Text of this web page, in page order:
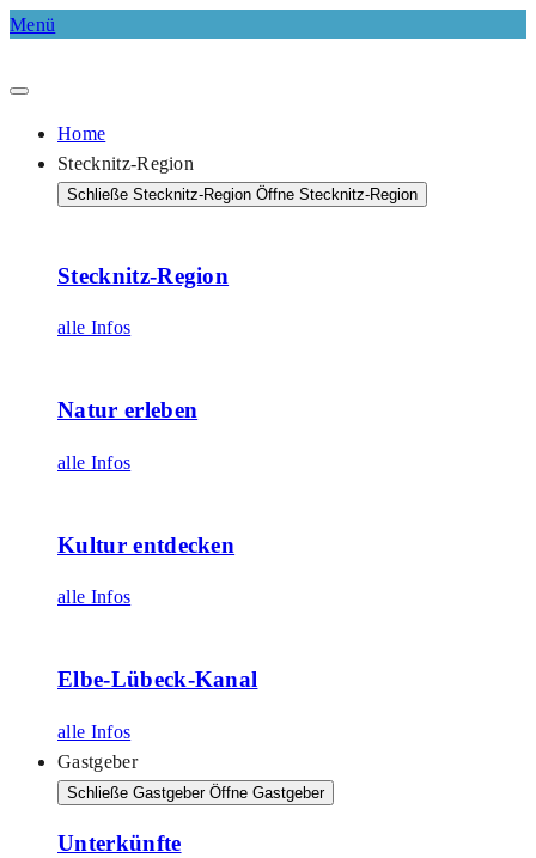
Menü
Home
Stecknitz-Region
Schließe Stecknitz-Region Öffne Stecknitz-Region
Stecknitz-Region
alle Infos
Natur erleben
alle Infos
Kultur entdecken
alle Infos
Elbe-Lübeck-Kanal
alle Infos
Gastgeber
Schließe Gastgeber Öffne Gastgeber
Unterkünfte